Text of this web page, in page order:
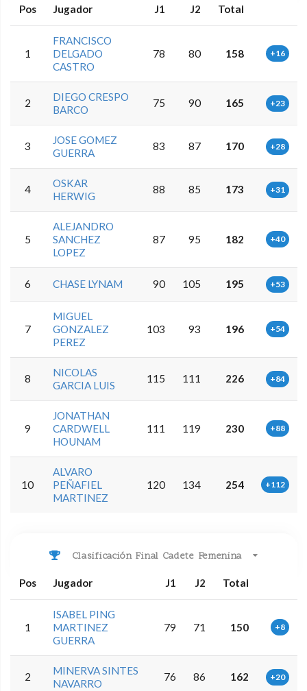
Pos Jugador J1 J2 Total
1
FRANCISCO
DELGADO
CASTRO
78 80 158 +16
2
DIEGO CRESPO
BARCO
75 90 165 +23
3
JOSE GOMEZ
GUERRA
83 87 170 +28
4
OSKAR
HERWIG
88 85 173 +31
5
ALEJANDRO
SANCHEZ
LOPEZ
87 95 182 +40
6 CHASE LYNAM 90 105 195 +53
7
MIGUEL
GONZALEZ
PEREZ
103 93 196 +54
8
NICOLAS
GARCIA LUIS
115 111 226 +84
9
JONATHAN
CARDWELL
HOUNAM
111 119 230 +88
10
ALVARO
PEÑAFIEL
MARTINEZ
120 134 254 +112
Clasificación Final Cadete Femenina
Pos Jugador J1 J2 Total
1
ISABEL PING
MARTINEZ
GUERRA
79 71 150 +8
2
MINERVA SINTES
NAVARRO
76 86 162 +20